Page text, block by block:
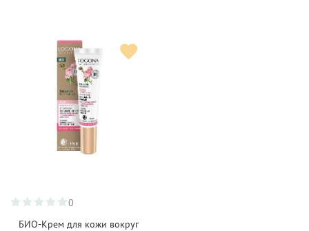
0
БИО-Крем для кожи вокруг